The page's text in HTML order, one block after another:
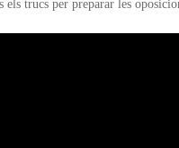
els trucs per preparar les